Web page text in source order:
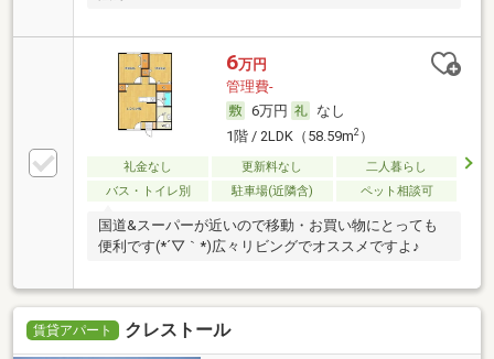
6万円
管理費-
6万円
なし
1階 / 2LDK（58.59m2）
礼金なし 更新料なし
二人暮らし
バス・トイレ別
駐車場(近隣含) ペット相談可
国道&スーパーが近いので移動・お買い物にとっても
便利です(*´▽｀*)広々リビングでオススメですよ♪
賃貸アパート クレストール